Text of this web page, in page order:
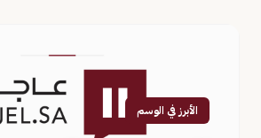
الأبرز في الوسم